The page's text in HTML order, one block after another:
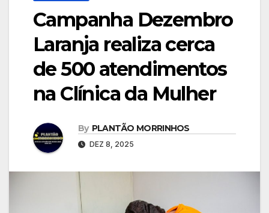
Campanha Dezembro
Laranja realiza cerca
de 500 atendimentos
na Clínica da Mulher
By PLANTÃO MORRINHOS
DEZ 8, 2025